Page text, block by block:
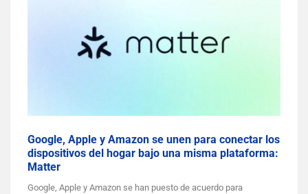
Google, Apple y Amazon se unen para conectar los
dispositivos del hogar bajo una misma plataforma:
Matter
Google, Apple y Amazon se han puesto de acuerdo para